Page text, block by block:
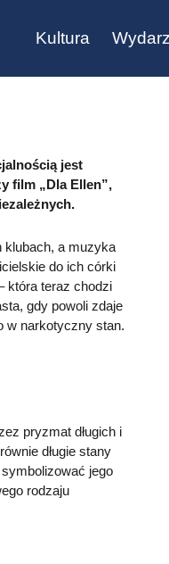
Kultura
jest
film „Dla Ellen”,
klubach, a muzyka
do ich córki
która teraz chodzi
gdy powoli zdaje
w narkotyczny stan.
pryzmat długich i
długie stany
jego
rodzaju